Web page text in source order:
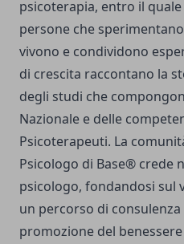
psicoterapia, entro il
persone che
vivono e condividono
di crescita raccontano la
degli studi che
Nazionale e delle
Psicoterapeuti. La
Psicologo di Base® crede
psicologo, fondandosi sul
un percorso di
promozione del